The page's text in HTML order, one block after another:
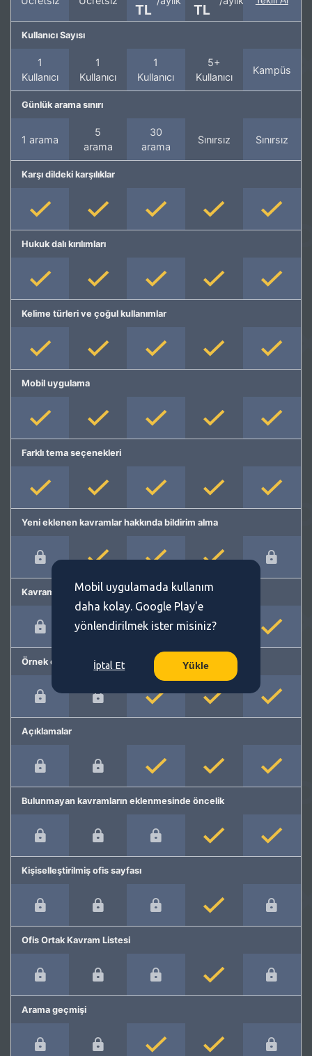
TL
TL
Kullanıcı Sayısı
1
Kullanıcı
1
Kullanıcı
1
Kullanıcı
5+
Kullanıcı
Kampüs
Günlük arama sınırı
1 arama
5
arama
30
arama
Sınırsız Sınırsız
Karşı dildeki karşılıklar
Hukuk dalı kırılımları
Kelime türleri ve çoğul kullanımlar
Mobil uygulama
Farklı tema seçenekleri
Yeni eklenen kavramlar hakkında bildirim alma
Kavram önerme
Örnek cümleler
Açıklamalar
Bulunmayan kavramların eklenmesinde öncelik
Kişiselleştirilmiş ofis sayfası
Ofis Ortak Kavram Listesi
Arama geçmişi
Mobil uygulamada kullanım
daha kolay. Google Play'e
yönlendirilmek ister misiniz?
İptal Et Yükle